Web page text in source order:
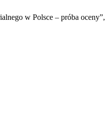
w Polsce – próba oceny”,